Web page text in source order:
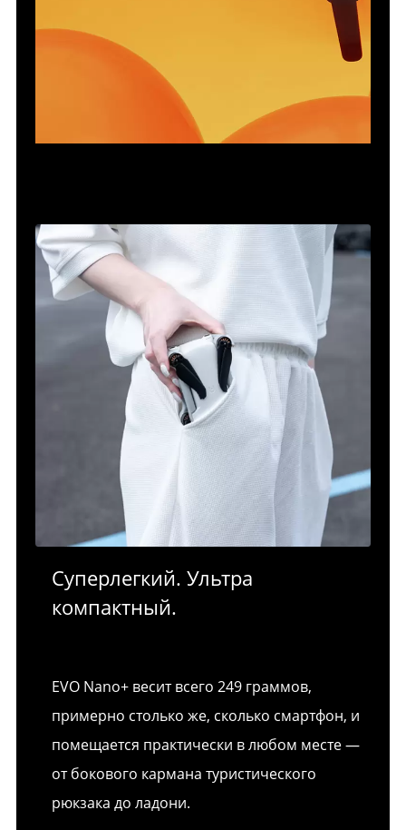
Суперлегкий. Ультра
компактный.
EVO Nano+ весит всего 249 граммов,
примерно столько же, сколько смартфон, и
помещается практически в любом месте —
от бокового кармана туристического
рюкзака до ладони.